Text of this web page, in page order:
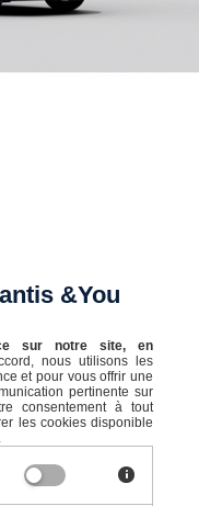
SALENGRO
&You
sur notre site, en
nous utilisons les
et pour vous offrir une
pertinente sur
consentement à tout
les cookies disponible